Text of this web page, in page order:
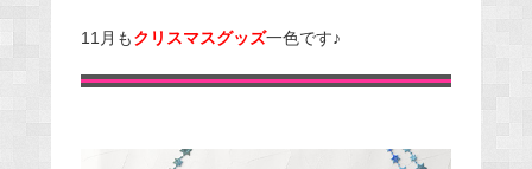
11月もクリスマスグッズ一色です♪